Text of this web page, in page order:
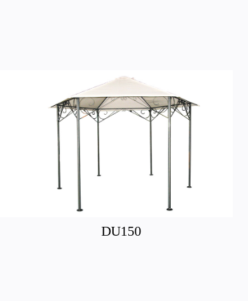
DU150